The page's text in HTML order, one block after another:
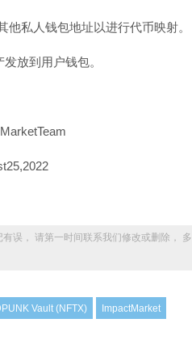
私人钱包地址以进行代币映射。
放到用户钱包。
误， 请第一时间联系我们修改或删除， 多
Vault (NFTX) ImpactMarket